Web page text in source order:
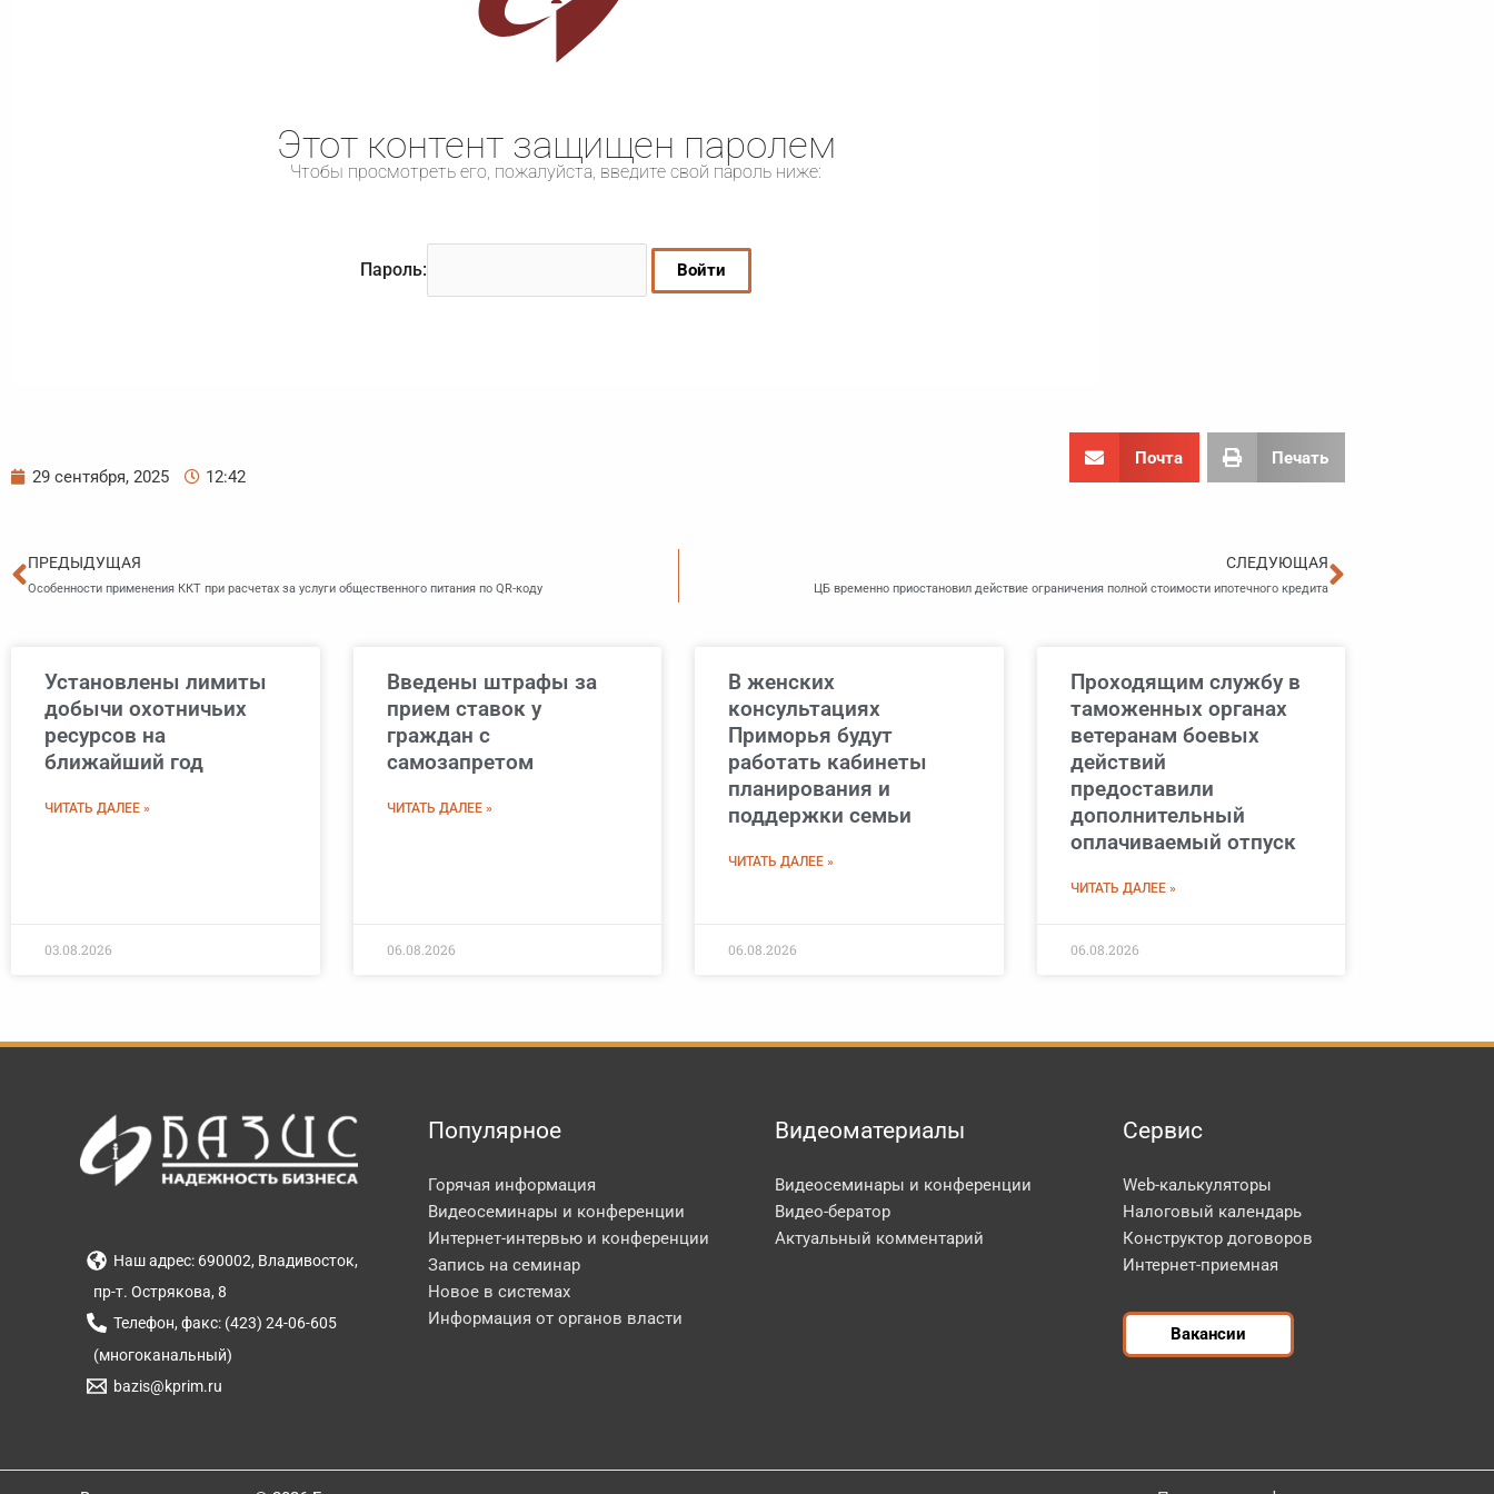
Этот контент защищен паролем
Чтобы просмотреть его, пожалуйста, введите свой пароль ниже:
Пароль:
29 сентября, 2025 12:42
Почта Печать
Пред
ПРЕДЫДУЩАЯ
Особенности применения ККТ при расчетах за услуги общественного питания по QR-коду
СЛЕДУЮЩАЯ
ЦБ временно приостановил действие ограничения полной стоимости ипотечного кредита
Установлены лимиты
добычи охотничьих
ресурсов на
ближайший год
ЧИТАТЬ ДАЛЕЕ »
03.08.2026
Введены штрафы за
прием ставок у
граждан с
самозапретом
ЧИТАТЬ ДАЛЕЕ »
06.08.2026
В женских
консультациях
Приморья будут
работать кабинеты
планирования и
поддержки семьи
ЧИТАТЬ ДАЛЕЕ »
06.08.2026
Проходящим службу в
таможенных органах
ветеранам боевых
действий
предоставили
дополнительный
оплачиваемый отпуск
ЧИТАТЬ ДАЛЕЕ »
06.08.2026
Наш адрес: 690002, Владивосток,
пр-т. Острякова, 8
Телефон, факс: (423) 24-06-605
(многоканальный)
bazis@kprim.ru
Популярное
Горячая информация
Видеосеминары и конференции
Интернет-интервью и конференции
Запись на семинар
Новое в системах
Информация от органов власти
Видеоматериалы
Видеосеминары и конференции
Видео-бератор
Актуальный комментарий
Сервис
Web-калькуляторы
Налоговый календарь
Конструктор договоров
Интернет-приемная
Вакансии